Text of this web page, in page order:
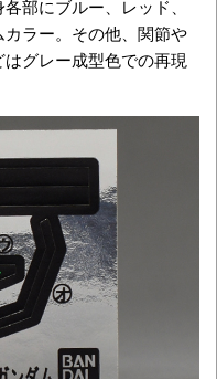
部にブルー、レッド、
ラー。その他、関節や
グレー成型色での再現